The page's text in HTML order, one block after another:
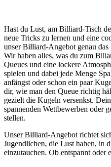
Hast du Lust, am Billiard-Tisch
neue Tricks zu lernen und eine
unser Billiard-Angebot genau
Wir haben alles, was du zum
Queues und eine lockere
spielen und dabei jede Menge
anfängst oder schon ein paar
dir, wie man den Queue richtig
gezielt die Kugeln versenkst.
spannenden Wettbewerben oder
stellen.
Unser Billiard-Angebot richtet
Jugendlichen, die Lust haben, in
einzutauchen. Ob entspannt oder